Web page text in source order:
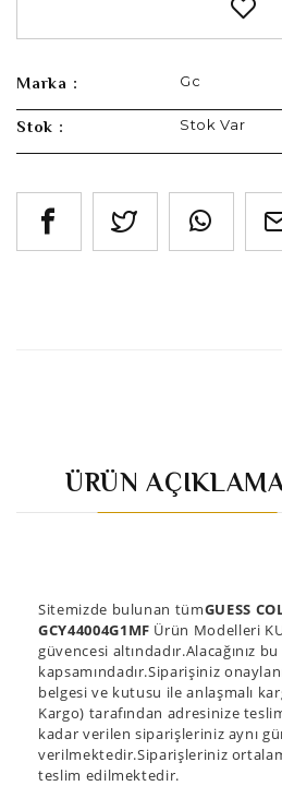
Marka : Gc
Stok : Stok Var
ÜRÜN
Sitemizde bulunan tümGUESS
GCY44004G1MF Ürün Modelleri
güvencesi altındadır.Alacağınız
kapsamındadır.Siparişiniz
belgesi ve kutusu ile anlaşmalı
Kargo) tarafından adresinize
kadar verilen siparişleriniz aynı
verilmektedir.Siparişleriniz
teslim edilmektedir.